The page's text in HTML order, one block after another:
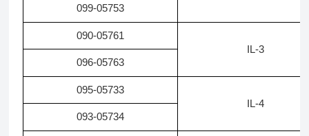
099-05753
090-05761
IL-3
096-05763
095-05733
IL-4
093-05734